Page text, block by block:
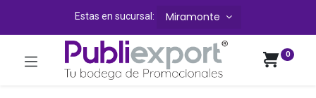
Estas en sucursal: Miramonte
0